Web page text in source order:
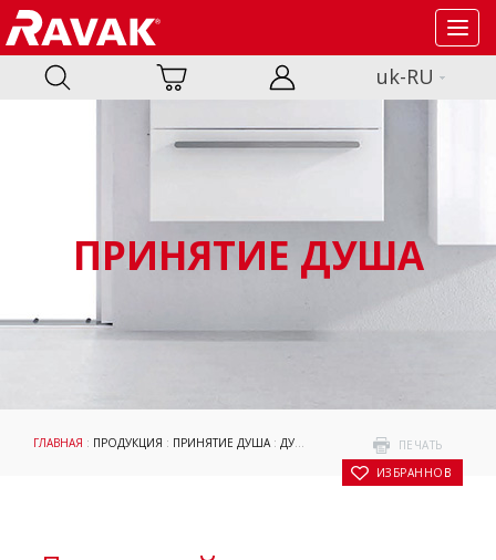
uk-RU
ПРИНЯТИЕ ДУША
ПЕЧАТЬ
В ИЗБРАННОЕ
ГЛАВНАЯ : ПРОДУКЦИЯ : ПРИНЯТИЕ ДУША: ДУШЕВЫЕ УГОЛКИ И ДВЕРИ :